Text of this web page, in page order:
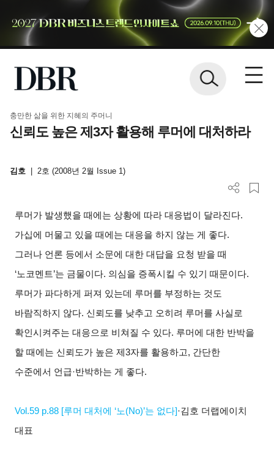
충만한 삶을 위한 지혜의 주머니
신뢰도 높은 제3자 활용해 루머에 대처하라
김호 2호 (2008년 2월 Issue 1)
루머가 발생했을 때에는 상황에 따라 대응법이 달라진다.
가십에 머물고 있을 때에는 대응을 하지 않는 게 좋다.
그러나 언론 등에서 소문에 대한 대답을 요청 받을 때
‘노코멘트’는 금물이다. 의심을 증폭시킬 수 있기 때문이다.
루머가 파다하게 퍼져 있는데 루머를 부정하는 것도
바람직하지 않다. 신뢰도를 낮추고 오히려 루머를 사실로
확인시켜주는 대응으로 비쳐질 수 있다. 루머에 대한 반박을
할 때에는 신뢰도가 높은 제3자를 활용하고, 간단한
수준에서 언급·반박하는 게 좋다.
Vol.59 p.88 [루머 대처에 ‘노(No)’는 없다]·김호 더랩에이치
대표